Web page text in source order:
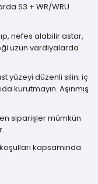
S3 + WR/WRU
nefes alabilir astar,
uzun vardiyalarda
yüzeyi düzenli silin; iç
kurutmayın. Aşınmış
siparişler mümkün
kapsamında